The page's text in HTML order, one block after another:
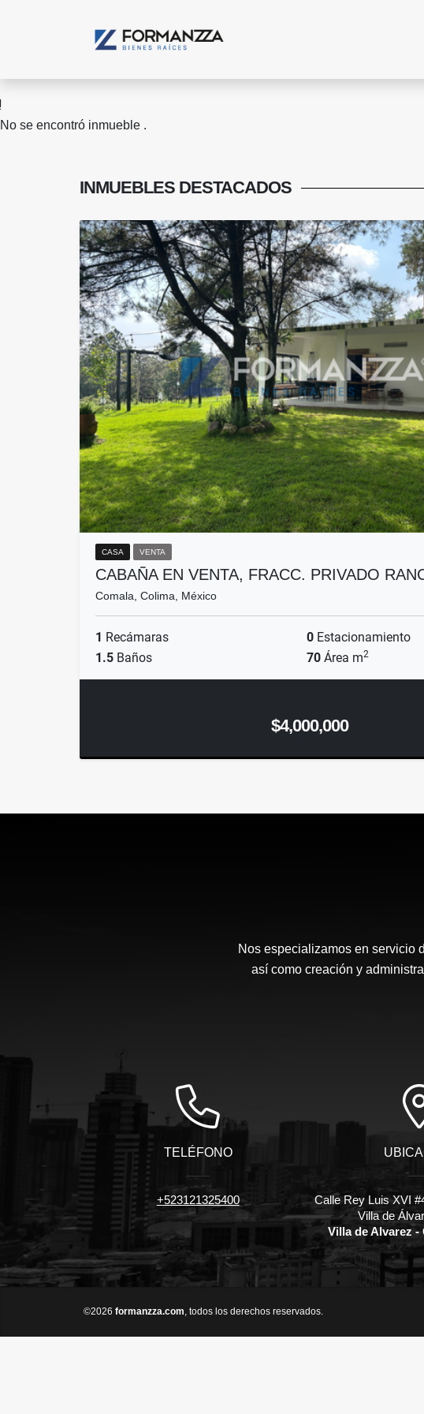
No se encontró inmueble .
INMUEBLES DESTACADOS
CASA VENTA
CABAÑA EN VENTA, FRACC. PRIVADO
Comala, Colima, México
1 Recámaras 0 Estacionamiento
1.5 Baños 70 Área m2
$4,000,000
Nos especializamos en servicio
así como creación y
TELÉFONO
+523121325400
Calle Rey Luis XVI
Villa de
Villa de Alvarez -
©2026 formanzza.com, todos los derechos reservados.